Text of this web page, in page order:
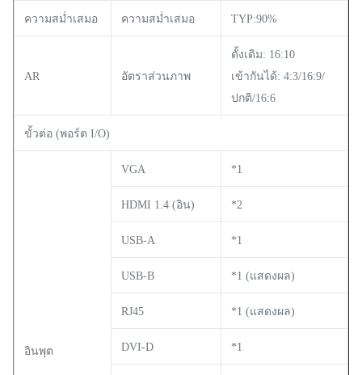
ความสม่ำเสมอ ความสม่ำเสมอ TYP:90%
AR อัตราส่วนภาพ
ดั้งเดิม: 16:10
เข้ากันได้: 4:3/16:9/
ปกติ/16:6
ขั้วต่อ (พอร์ต I/O)
อินพุต
VGA *1
HDMI 1.4 (อิน) *2
USB-A *1
USB-B *1 (แสดงผล)
RJ45 *1 (แสดงผล)
DVI-D *1